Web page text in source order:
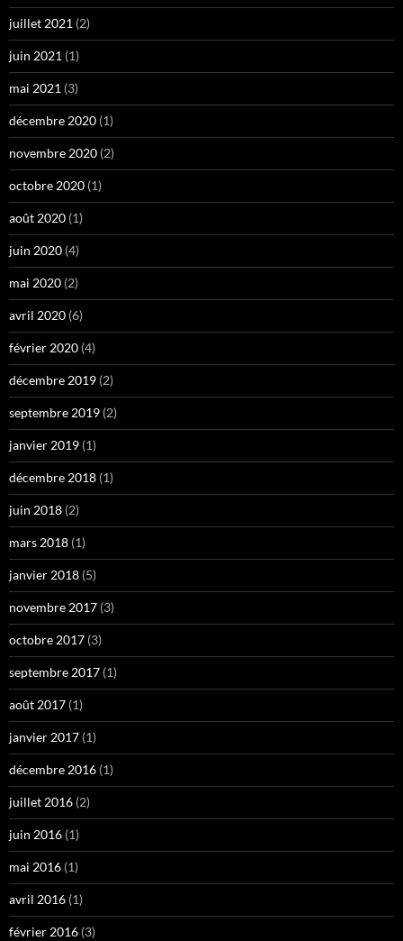
juillet 2021 (2)
juin 2021 (1)
mai 2021 (3)
décembre 2020 (1)
novembre 2020 (2)
octobre 2020 (1)
août 2020 (1)
juin 2020 (4)
mai 2020 (2)
avril 2020 (6)
février 2020 (4)
décembre 2019 (2)
septembre 2019 (2)
janvier 2019 (1)
décembre 2018 (1)
juin 2018 (2)
mars 2018 (1)
janvier 2018 (5)
novembre 2017 (3)
octobre 2017 (3)
septembre 2017 (1)
août 2017 (1)
janvier 2017 (1)
décembre 2016 (1)
juillet 2016 (2)
juin 2016 (1)
mai 2016 (1)
avril 2016 (1)
février 2016 (3)